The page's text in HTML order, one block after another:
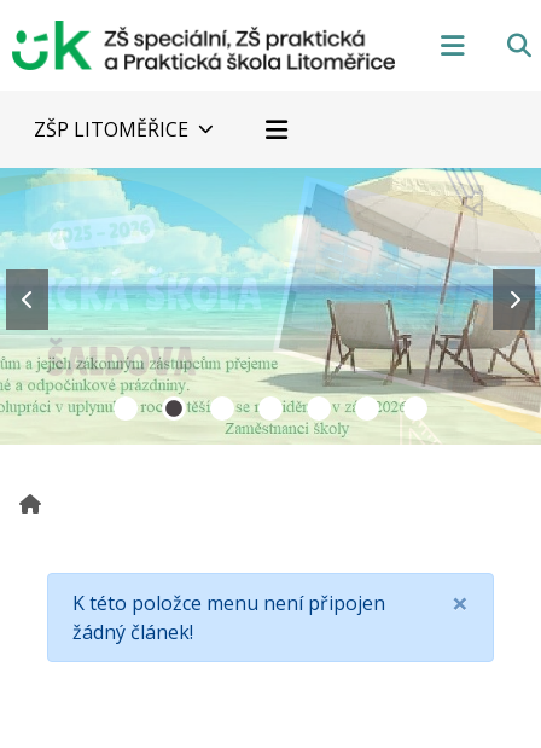
ZŠP LITOMĚŘICE
×
K této položce menu není připojen
žádný článek!